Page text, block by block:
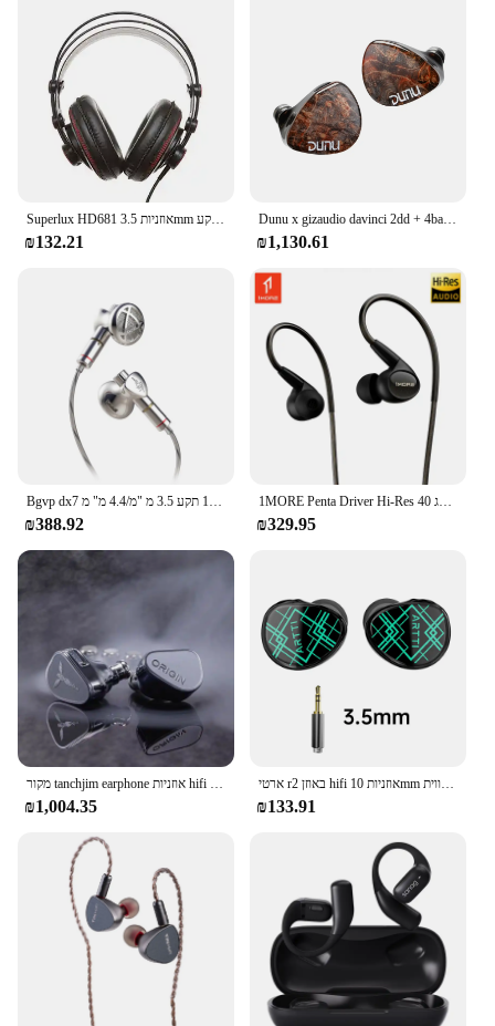
Superlux HD681 אוזניות 3.5mm שקע Wired סופר בס דינמי אוזניות רעש ביטול אוזניות (מתכוונן סרט 9ft כבל)
₪132.21
Dunu x gizaudio davinci 2dd + 4ba היברידי באוזן צג אוזניות עם 3.5 מ "מ + 4.4 מ" מ
₪1,130.61
Bgvp dx7 דגל טלטוני ראש שטוח טוניטי 2 ב 1 תקע 3.5 מ "מ/4.4 מ" מ
₪388.92
1MORE Penta Driver Hi-Res אודיו אוזניות היברידי 5-נהג 40kHz קול MMCX מחבר כסף OFC חוט עבור Lossless אמן כוונון
₪329.95
מקור tanchjim earphone אוזניות hifi מותג חדש dmt5 נהג דינמי דיאפרגמה צג 0.78 2pin 3.5 מ "מ תקע כבל להסרה
₪1,004.35
ארטי r2 באוזן hifi אוזניות 10mm בריליום דיאפרגמה סליל קווית Iems צג אוזניות עם 0.78 2pin 3.5/4.4 מ "מ תקע
₪133.91